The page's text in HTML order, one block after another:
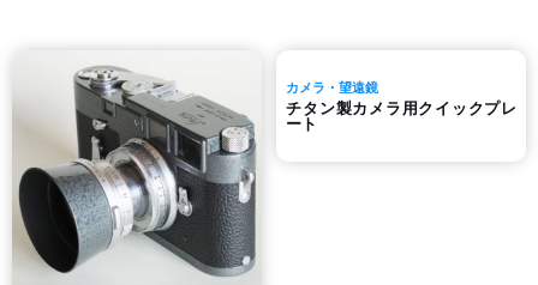
カメラ・望遠鏡
チタン製カメラ用クイックプレ
ート